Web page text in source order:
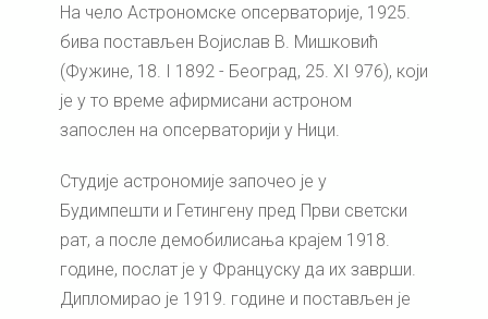
На чело Астрономске опсерваторије, 1925.
бива постављен Војислав В. Мишковић
(Фужине, 18. I 1892 - Београд, 25. XI 976), који
је у то време афирмисани астроном
запослен на опсерваторији у Ници.
Студије астрономије започео је у
Будимпешти и Гетингену пред Први светски
рат, а после демобилисања крајем 1918.
године, послат је у Француску да их заврши.
Дипломирао је 1919. године и постављен је